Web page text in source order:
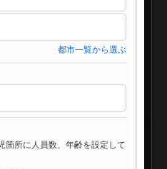
都市一覧から選ぶ
箇所に人員数、年齢を設定して